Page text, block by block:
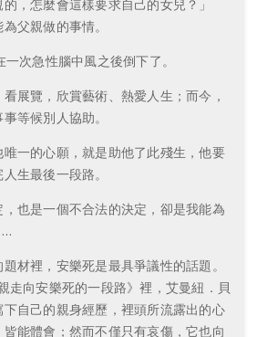
，怎麼會這樣要求自己的女兒？」
父親做的事情。
次急性腦中風之後倒下了。
展覽，欣賞藝術、熱愛人生；而今，
等候別人協助。
一的心願，就是助他了此殘生，他要
生最後一段路。
也是一個不合法的決定，卻是我能為
材裡，安樂死是最具爭議性的話題。
走向安樂死的一段路》裡，艾曼紐．貝
自己的親身經歷，裡頭所流露出的心
能體會；然而不僅只有哀傷，它也向